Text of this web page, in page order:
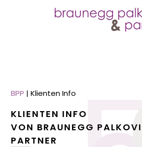
BPP |Klienten Info
KLIENTEN INFO
VON BRAUNEGG
PARTNER